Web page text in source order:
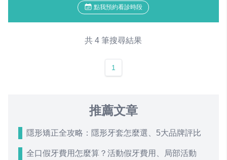
點我預約看診時段
共 4 筆搜尋結果
1
推薦文章
隱形矯正全攻略：隱形牙套怎麼選、5大品牌評比
全口假牙費用怎麼算？活動假牙費用、局部活動